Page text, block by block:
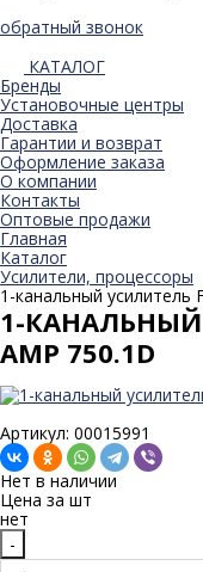
обратный звонок
КАТАЛОГ
Бренды
Установочные центры
Доставка
Гарантии и возврат
Оформление заказа
О компании
Контакты
Оптовые продажи
Главная
Каталог
Усилители, процессоры
1-канальный усилитель
1-КАНАЛЬНЫЙ
AMP 750.1D
Артикул: 00015991
Нет в наличии
Цена за шт
нет
-